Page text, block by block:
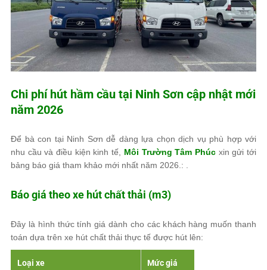
Chi phí hút hầm cầu tại Ninh Sơn cập nhật mới
năm 2026
Để bà con tại Ninh Sơn dễ dàng lựa chọn dịch vụ phù hợp với
nhu cầu và điều kiện kinh tế, Môi Trường Tâm Phúcxin gửi tới
bảng báo giá tham khảo mới nhất năm 2026.: .
Báo giá theo xe hút chất thải (m3)
Đây là hình thức tính giá dành cho các khách hàng muốn thanh
toán dựa trên xe hút chất thải thực tế được hút lên:
Loại xe Mức giá